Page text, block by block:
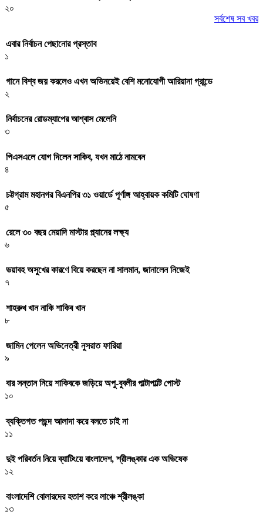
২০
সর্বশেষ সব খবর
এবার নির্বাচন পেছানোর প্রস্তাব
১
গানে বিশ্ব জয় করলেও এখন অভিনয়েই বেশি মনোযোগী আরিয়ানা গ্রান্ডে
২
নির্বাচনের রোডম্যাপের আশ্বাস মেলেনি
৩
পিএসএলে যোগ দিলেন সাকিব, যখন মাঠে নামবেন
৪
চট্টগ্রাম মহানগর বিএনপির ৩১ ওয়ার্ডে পূর্ণাঙ্গ আহ্বায়ক কমিটি ঘোষণা
৫
রেলে ৩০ বছর মেয়াদি মাস্টার প্ল্যানের লক্ষ্য
৬
ভয়াবহ অসুখের কারণে বিয়ে করছেন না সালমান, জানালেন নিজেই
৭
শাহরুখ খান নাকি শাকিব খান
৮
জামিন পেলেন অভিনেত্রী নুসরাত ফারিয়া
৯
বার সন্তান নিয়ে শাকিবকে জড়িয়ে অপু-বুবলীর পাল্টাপাল্টি পোস্ট
১০
ব্যক্তিগত পছন্দ আলাদা করে বলতে চাই না
১১
দুই পরিবর্তন নিয়ে ব্যাটিংয়ে বাংলাদেশ, শ্রীলঙ্কার এক অভিষেক
১২
বাংলাদেশি বোলারদের হতাশ করে লাঞ্চে শ্রীলঙ্কা
১৩